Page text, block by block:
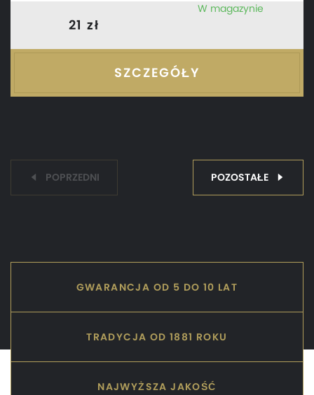
21 zł
W magazynie
SZCZEGÓŁY
POPRZEDNI POZOSTAŁE
GWARANCJA OD 5 DO 10 LAT
TRADYCJA OD 1881 ROKU
NAJWYŻSZA JAKOŚĆ